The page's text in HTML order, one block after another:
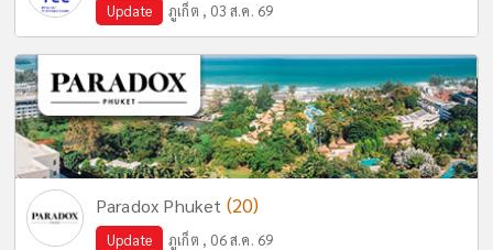
Update ภูเก็ต , 03 ส.ค. 69
Paradox Phuket (20)
Update ภูเก็ต , 06 ส.ค. 69